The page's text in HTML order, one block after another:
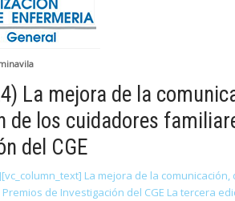
La mejora de la
de los cuidadores
del CGE
La mejora de la
de Investigación del CGE La tercera